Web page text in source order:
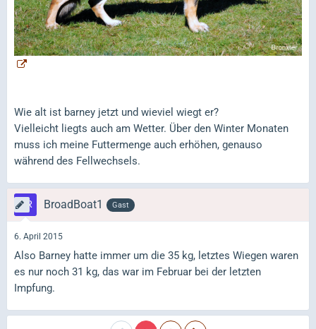
Wie alt ist barney jetzt und wieviel wiegt er?
Vielleicht liegts auch am Wetter. Über den Winter Monaten
muss ich meine Futtermenge auch erhöhen, genauso
während des Fellwechsels.
BroadBoat1 Gast
6. April 2015
Also Barney hatte immer um die 35 kg, letztes Wiegen waren
es nur noch 31 kg, das war im Februar bei der letzten
Impfung.